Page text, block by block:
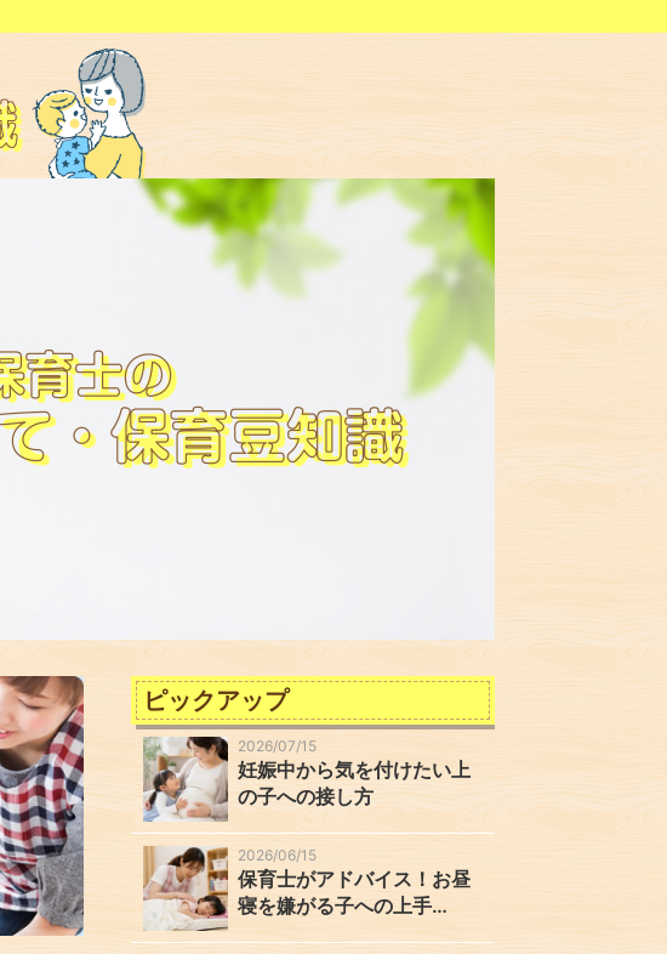
ピックアップ
2026/07/15
妊娠中から気を付けたい上
の子への接し方
2026/06/15
保育士がアドバイス！お昼
寝を嫌がる子への上手…